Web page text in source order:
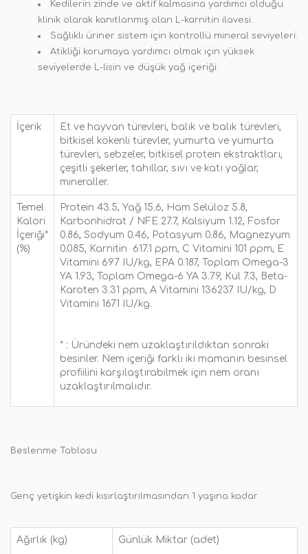
Kedilerin zinde ve aktif kalmasına yardımcı olduğu
klinik olarak kanıtlanmış olan L-karnitin ilavesi.
Sağlıklı üriner sistem için kontrollü mineral seviyeleri.
Atikliği korumaya yardımcı olmak için yüksek
seviyelerde L-lisin ve düşük yağ içeriği.
İçerik
Et ve hayvan türevleri, balık ve balık türevleri,
bitkisel kökenli türevler, yumurta ve yumurta
türevleri, sebzeler, bitkisel protein ekstraktları,
çeşitli şekerler, tahıllar, sıvı ve katı yağlar,
mineraller.
Temel
Kalori
İçeriği*
(%)
Protein 43.5, Yağ 15.6, Ham Selüloz 5.8,
Karbonhidrat / NFE 27.7, Kalsiyum 1.12, Fosfor
0.86, Sodyum 0.46, Potasyum 0.86, Magnezyum
0.085, Karnitin 617.1 ppm, C Vitamini 101 ppm, E
Vitamini 697 IU/kg, EPA 0.187, Toplam Omega-3
YA 1.93, Toplam Omega-6 YA 3.79, Kül 7.3, Beta-
Karoten 3.31 ppm, A Vitamini 136237 IU/kg, D
Vitamini 1671 IU/kg.
* : Üründeki nem uzaklaştırıldıktan sonraki
besinler. Nem içeriği farklı iki mamanın besinsel
profiilini karşılaştırabilmek için nem oranı
uzaklaştırılmalıdır.
Beslenme Tablosu
Genç yetişkin kedi kısırlaştırılmasından 1 yaşına kadar
Ağırlık (kg) Günlük Miktar (adet)